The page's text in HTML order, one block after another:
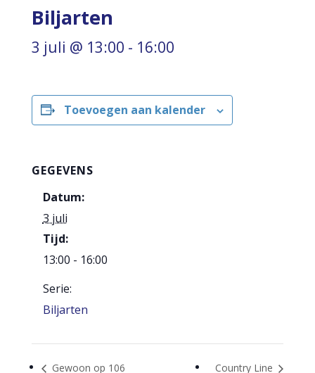
Biljarten
3 juli @ 13:00 - 16:00
Toevoegen aan kalender
GEGEVENS
Datum:
3 juli
Tijd:
13:00 - 16:00
Serie:
Biljarten
Gewoon op 106 Country Line